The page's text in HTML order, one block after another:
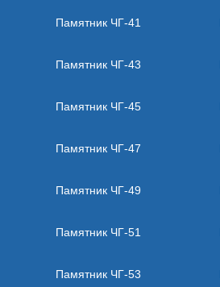
Памятник ЧГ-41
Памятник ЧГ-43
Памятник ЧГ-45
Памятник ЧГ-47
Памятник ЧГ-49
Памятник ЧГ-51
Памятник ЧГ-53